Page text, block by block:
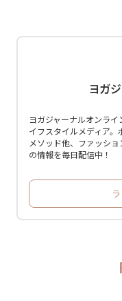
ヨガ
ヨガジャーナルオンラ
イフスタイルメディア
メソッド他、ファッシ
の情報を毎日配信中！